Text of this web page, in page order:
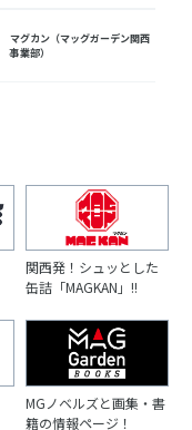
マグカン（マッグガーデン関西
事業部）
関西発！シュッとした
缶詰「MAGKAN」!!
MGノベルズと画集・書
籍の情報ページ！